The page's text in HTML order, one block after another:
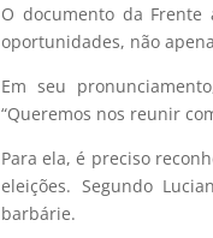
O documento da
oportunidades, não
Em seu
“Queremos nos reunir
Para ela, é preciso
eleições. Segundo
barbárie.